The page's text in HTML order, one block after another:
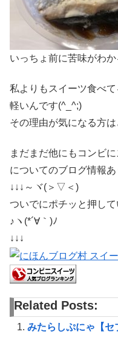
いっちょ前に苦味がわ
私よりもスイーツ食べ
軽いんです(^_^;)
その理由が気になる方
まだまだ他にもコンビ
についてのブログ情報
↓↓↓～ヾ(＞▽＜)
ついでにポチッと押し
♪ヽ(*´∀｀)ﾉ
↓↓↓
Related Posts:
みたらしぷにゃ【セ